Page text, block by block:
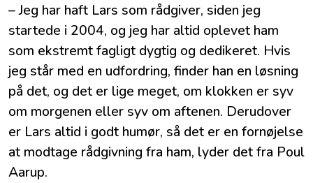
– Jeg har haft Lars som rådgiver, siden jeg
startede i 2004, og jeg har altid oplevet ham
som ekstremt fagligt dygtig og dedikeret. Hvis
jeg står med en udfordring, finder han en løsning
på det, og det er lige meget, om klokken er syv
om morgenen eller syv om aftenen. Derudover
er Lars altid i godt humør, så det er en fornøjelse
at modtage rådgivning fra ham, lyder det fra Poul
Aarup.